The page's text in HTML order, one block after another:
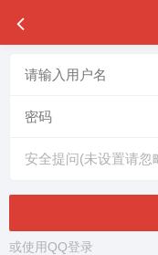
安全提问(未设置请忽
或使用QQ登录